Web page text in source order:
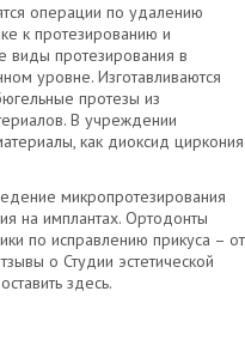
операции по удалению
к протезированию и
виды протезирования в
уровне. Изготавливаются
протезы из
В учреждении
как диоксид циркония
микропротезирования
на имплантах. Ортодонты
по исправлению прикуса – от
о Студии эстетической
здесь.